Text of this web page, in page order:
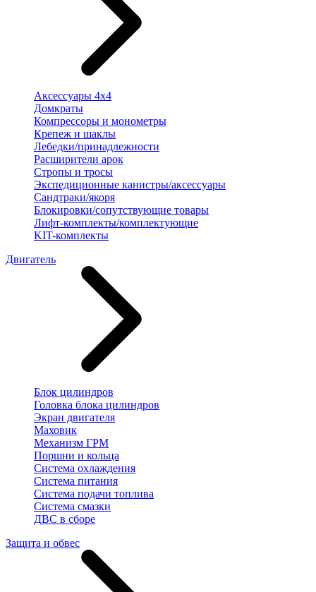
Аксессуары 4х4
Домкраты
Компрессоры и монометры
Крепеж и шаклы
Лебедки/принадлежности
Расширители арок
Стропы и тросы
Экспедиционные канистры/аксессуары
Сандтраки/якоря
Блокировки/сопутствующие товары
Лифт-комплекты/комплектующие
KIT-комплекты
Двигатель
Блок цилиндров
Головка блока цилиндров
Экран двигателя
Маховик
Механизм ГРМ
Поршни и кольца
Система охлаждения
Система питания
Система подачи топлива
Система смазки
ДВС в сборе
Защита и обвес